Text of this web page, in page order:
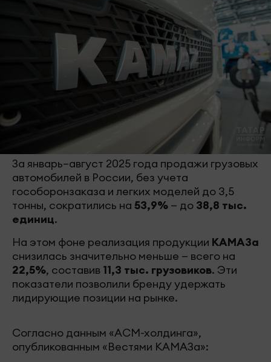
За январь–август 2025 года продажи грузовых
автомобилей в России, без учета
гособоронзаказа и легких моделей до 3,5
тонны, сократились на 53,9% — до 38,8 тыс.
единиц.
На этом фоне реализация продукции КАМАЗа
снизилась значительно меньше — всего на
22,5%, составив 11,3 тыс. грузовиков. Эти
показатели позволили бренду удержать
лидирующие позиции на рынке.
Согласно данным «АСМ-холдинга»,
опубликованным «Вестями КАМАЗа»: